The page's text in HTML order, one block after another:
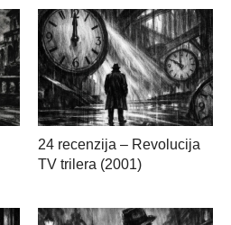
24 recenzija – Revolucija
TV trilera (2001)